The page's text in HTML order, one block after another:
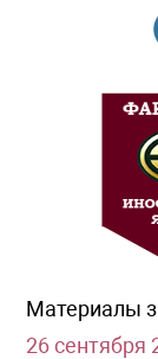
Материалы
26 сентября